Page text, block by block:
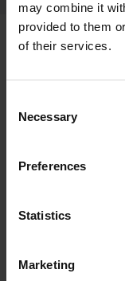
may combine it
provided to them
of their services.
Selection
Necessary
Preferences
Statistics
Marketing
Även om
materialet